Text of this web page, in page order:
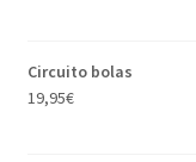
Circuito bolas
19,95€